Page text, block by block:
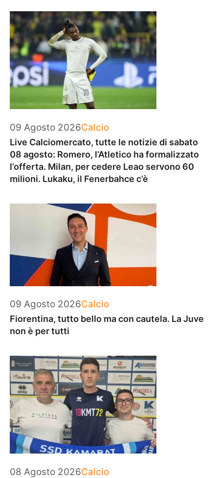
09 Agosto 2026Categorie
Calcio
Live Calciomercato, tutte le notizie di sabato
08 agosto: Romero, l’Atletico ha formalizzato
l’offerta. Milan, per cedere Leao servono 60
milioni. Lukaku, il Fenerbahce c’è
09 Agosto 2026Categorie
Calcio
Fiorentina, tutto bello ma con cautela. La Juve
non è per tutti
08 Agosto 2026Categorie
Calcio